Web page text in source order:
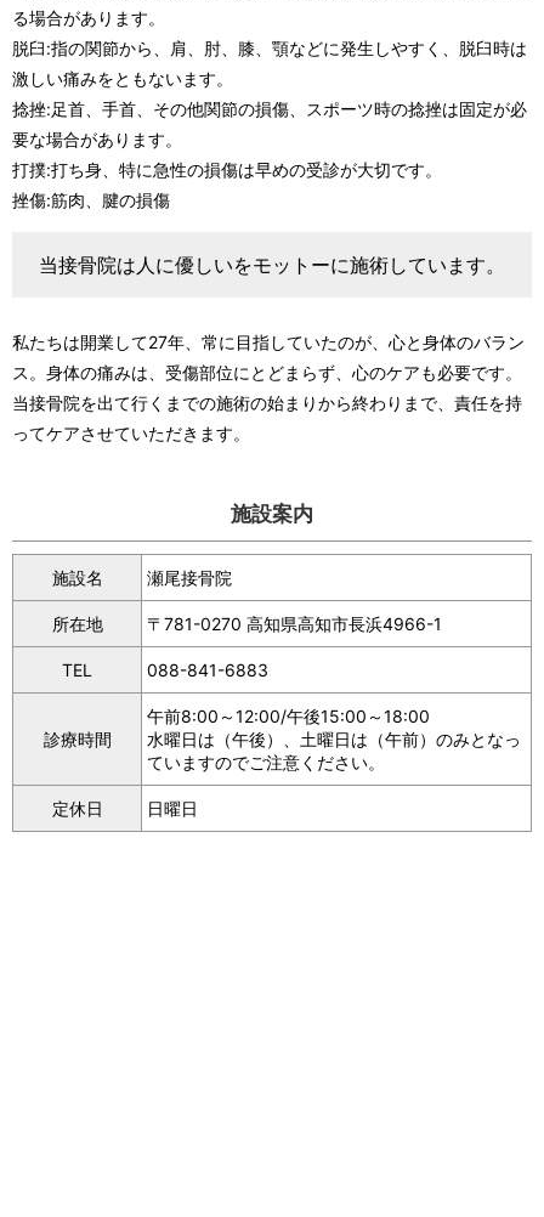
る場合があります。
脱臼:指の関節から、肩、肘、膝、顎などに発生しやすく、脱臼時は
激しい痛みをともないます。
捻挫:足首、手首、その他関節の損傷、スポーツ時の捻挫は固定が必
要な場合があります。
打撲:打ち身、特に急性の損傷は早めの受診が大切です。
挫傷:筋肉、腱の損傷
当接骨院は人に優しいをモットーに施術しています。
私たちは開業して27年、常に目指していたのが、心と身体のバラン
ス。身体の痛みは、受傷部位にとどまらず、心のケアも必要です。
当接骨院を出て行くまでの施術の始まりから終わりまで、責任を持
ってケアさせていただきます。
施設案内
施設名 瀬尾接骨院
所在地 〒781-0270 高知県高知市長浜4966-1
TEL 088-841-6883
診療時間
午前8:00～12:00/午後15:00～18:00
水曜日は（午後）、土曜日は（午前）のみとなっ
ていますのでご注意ください。
定休日 日曜日